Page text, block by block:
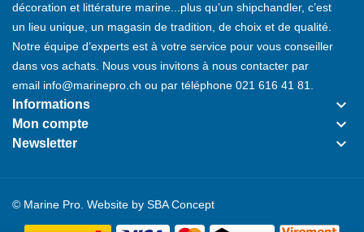
décoration et littérature marine...plus qu’un shipchandler, c’est
un lieu unique, un magasin de tradition, de choix et de qualité.
Notre équipe d’experts est à votre service pour vous conseiller
dans vos achats. Nous vous invitons à nous contacter par
email info@marinepro.ch ou par téléphone 021 616 41 81
Informations keyboard_arrow_down
Mon compte keyboard_arrow_down
Newsletter keyboard_arrow_down
© Marine Pro. Website by SBA Concept